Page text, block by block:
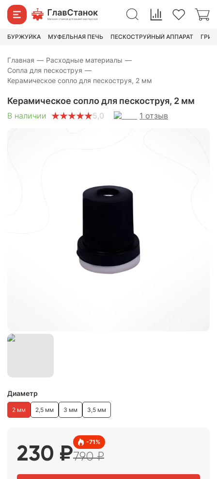
БУРЖУЙКА МУФЕЛЬНАЯ ПЕЧЬ ПЕСКОСТРУЙНЫЙ АППАРАТ
Главная — Расходные материалы —
Сопла для пескоструя —
Керамическое сопло для пескоструя, 2 мм
230 790
Керамическое сопло для пескоструя, 2 мм
В наличии 5,0 1 отзыв
Диаметр
2 мм 2,5 мм 3 мм 3,5 мм
230 ₽
-71%
790₽